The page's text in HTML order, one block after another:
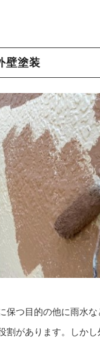
壁塗装
保つ目的の他に雨水な
割があります。しか